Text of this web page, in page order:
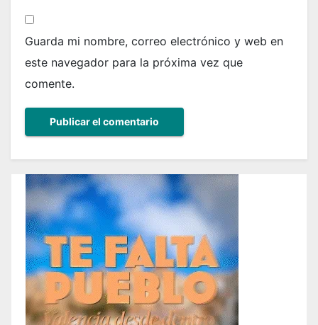
Guarda mi nombre, correo electrónico y web en
este navegador para la próxima vez que
comente.